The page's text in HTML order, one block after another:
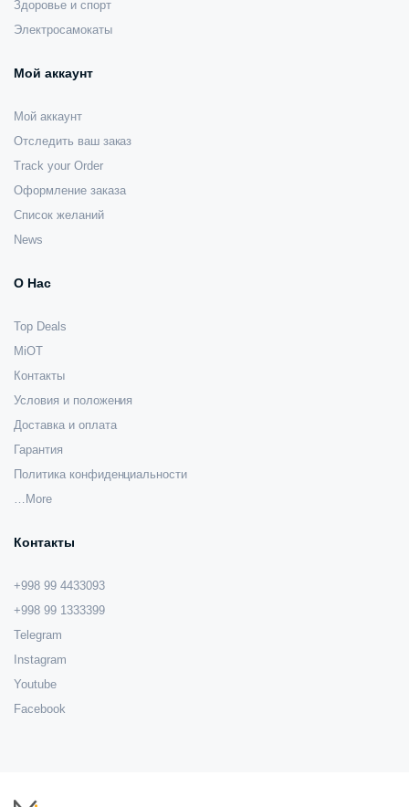
Здоровье и спорт
Электросамокаты
Мой аккаунт
Мой аккаунт
Отследить ваш заказ
Track your Order
Оформление заказа
Список желаний
News
О Нас
Top Deals
MiOT
Контакты
Условия и положения
Доставка и оплата
Гарантия
Политика конфиденциальности
…More
Контакты
+998 99 4433093
+998 99 1333399
Telegram
Instagram
Youtube
Facebook